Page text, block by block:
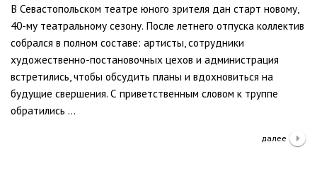
В Севастопольском театре юного зрителя дан старт новому,
40-му театральному сезону. После летнего отпуска коллектив
собрался в полном составе: артисты, сотрудники
художественно-постановочных цехов и администрация
встретились, чтобы обсудить планы и вдохновиться на
будущие свершения. С приветственным словом к труппе
обратились …
далее